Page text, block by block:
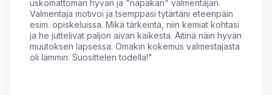
uskomattoman hyvän ja "napakan" valmentajan.
Valmentaja motivoi ja tsemppasi tytärtäni eteenpäin
esim. opiskeluissa. Mikä tärkeintä, niin kemiat kohtasi
ja he juttelivat paljon aivan kaikesta. Äitinä näin hyvän
muutoksen lapsessa. Omakin kokemus valmestajasta
oli lämmin. Suosittelen todella!"